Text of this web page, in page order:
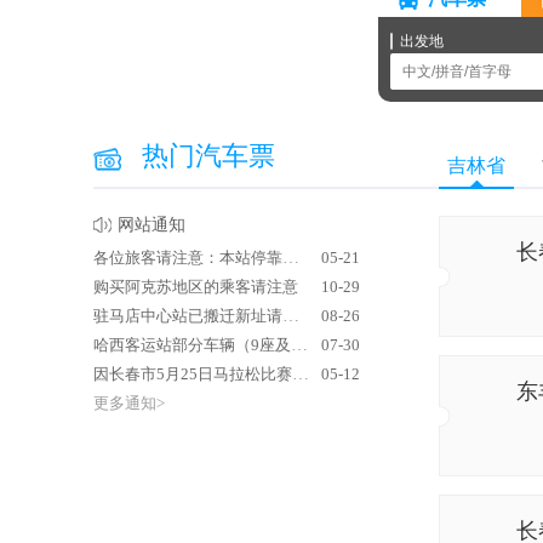
出发地
热门汽车票 吉林省
网站通知
各位旅客请注意：本站停靠站点自2026年6月1日起不再办理售票、乘车业务，停止运营。
05-21
购买阿克苏地区的乘客请注意
10-29
驻马店中心站已搬迁新址请各位乘客至新址乘车以免耽误您行程
08-26
哈西客运站部分车辆（9座及以下客车）不售半价票问题
07-30
因长春市5月25日马拉松比赛影响当日班车可能会延迟发车
05-12
更多通知>
长
长